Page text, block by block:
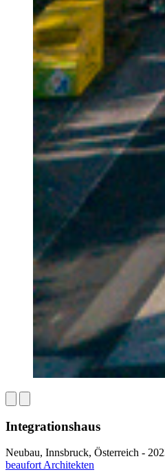
Integrationshaus
Neubau, Innsbruck, Österreich -
beaufort Architekten